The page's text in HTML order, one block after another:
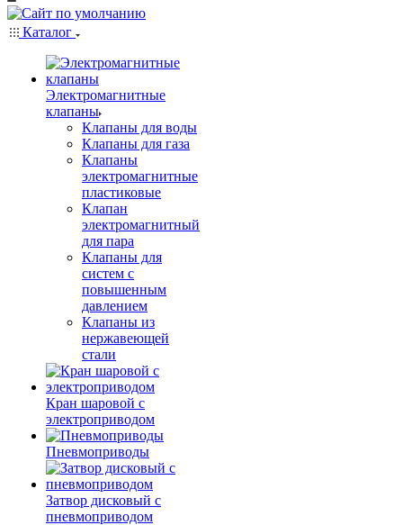
Каталог
Электромагнитные
клапаны
Клапаны для воды
Клапаны для газа
Клапаны
электромагнитные
пластиковые
Клапан
электромагнитный
для пара
Клапаны для
систем с
повышенным
давлением
Клапаны из
нержавеющей
стали
Кран шаровой с
электроприводом
Пневмоприводы
Затвор дисковый с
пневмоприводом